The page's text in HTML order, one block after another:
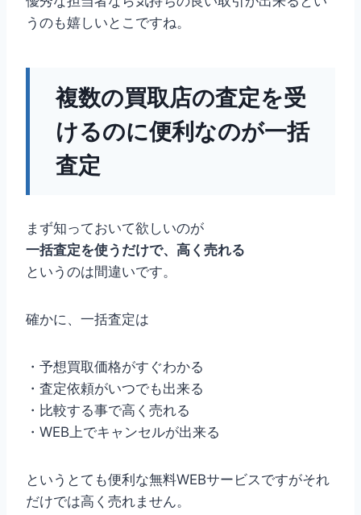
うのも嬉しいとこですね。
複数の買取店の査定を受
けるのに便利なのが一括
査定
まず知っておいて欲しいのが
一括査定を使うだけで、高く売れる
というのは間違いです。
確かに、一括査定は
・予想買取価格がすぐわかる
・査定依頼がいつでも出来る
・比較する事で高く売れる
・WEB上でキャンセルが出来る
というとても便利な無料WEBサービスですがそれ
だけでは高く売れません。